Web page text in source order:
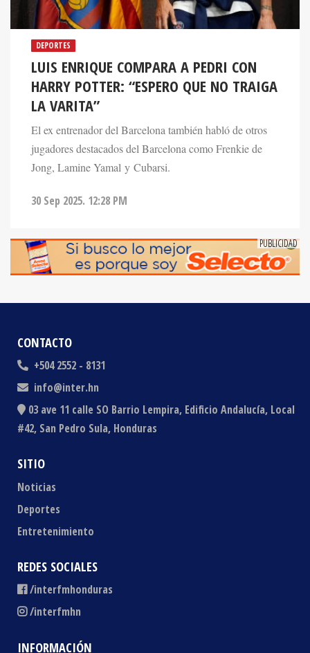
DEPORTES
LUIS ENRIQUE COMPARA A PEDRI CON
HARRY POTTER: “ESPERO QUE NO TRAIGA
LA VARITA”
El ex entrenador del Barcelona también habló de otros
jugadores destacados del Barcelona como Frenkie de
Jong, Lamine Yamal y Cubarsi.
CONTACTO
+504 2552 - 8131
info@inter.hn
03 ave 11 calle SO Barrio Lempira, Edificio Andalucía, Local
#42, San Pedro Sula, Honduras
SITIO
Noticias
Deportes
Entretenimiento
REDES SOCIALES
/interfmhonduras
/interfmhn
INFORMACIÓN